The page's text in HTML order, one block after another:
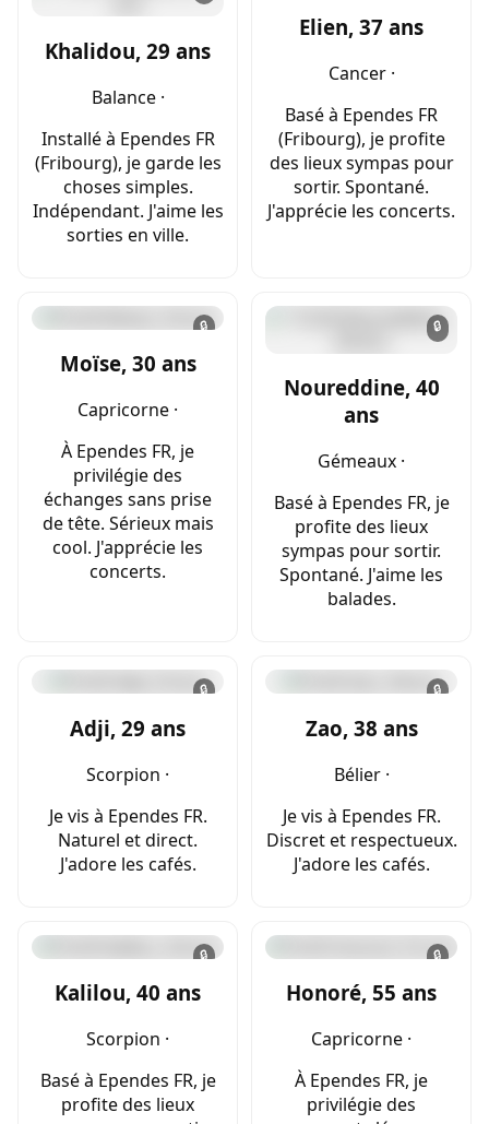
Khalidou, 29 ans
Balance ·
Installé à Ependes FR
(Fribourg), je garde les
choses simples.
Indépendant. J'aime les
sorties en ville.
Elien, 37 ans
Cancer ·
Basé à Ependes FR
(Fribourg), je profite
des lieux sympas pour
sortir. Spontané.
J'apprécie les concerts.
🔒
Moïse, 30 ans
Capricorne ·
À Ependes FR, je
privilégie des
échanges sans prise
de tête. Sérieux mais
cool. J'apprécie les
concerts.
🔒
Noureddine, 40
ans
Gémeaux ·
Basé à Ependes FR, je
profite des lieux
sympas pour sortir.
Spontané. J'aime les
balades.
🔒
Adji, 29 ans
Scorpion ·
Je vis à Ependes FR.
Naturel et direct.
J'adore les cafés.
🔒
Zao, 38 ans
Bélier ·
Je vis à Ependes FR.
Discret et respectueux.
J'adore les cafés.
🔒
Kalilou, 40 ans
Scorpion ·
Basé à Ependes FR, je
profite des lieux
🔒
Honoré, 55 ans
Capricorne ·
À Ependes FR, je
privilégie des